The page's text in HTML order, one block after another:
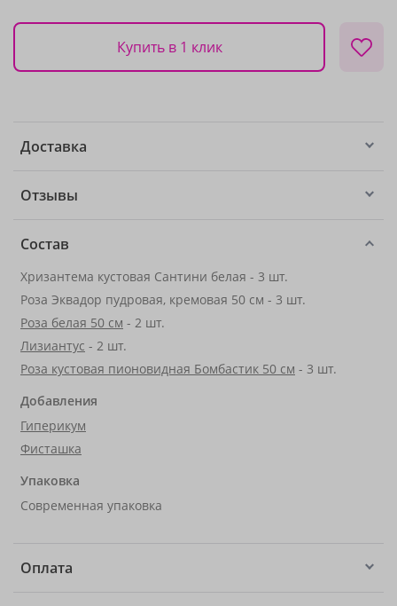
Купить в 1 клик
Доставка
Отзывы
Состав
Хризантема кустовая Сантини белая - 3 шт.
Роза Эквадор пудровая, кремовая 50 см - 3 шт.
Роза белая 50 см - 2 шт.
Лизиантус - 2 шт.
Роза кустовая пионовидная Бомбастик 50 см - 3 шт.
Добавления
Гиперикум
Фисташка
Упаковка
Современная упаковка
Оплата